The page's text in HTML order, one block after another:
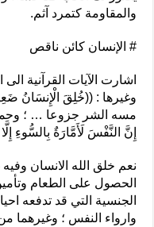
والمقاومة كتمرد آثم.
# الإنسان كائن ناقص
اشارت الآيات القرآنية
وغيرها : ((خُلِقَ الْإِنسَانُ
مسه الشر جزوعا … ؛
إِنَّ النَّفْسَ لَأَمَّارَةٌ بِالسُّوءِ
نعم خلق الله الانسان
الحصول على الطعام
الجنسية التي قد تدفعه
وارواء النفس ؛ وغيرهما